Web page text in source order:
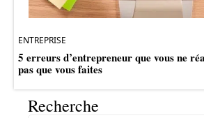
ENTREPRISE
5 erreurs d’entrepreneur que vous ne
pas que vous faites
Recherche